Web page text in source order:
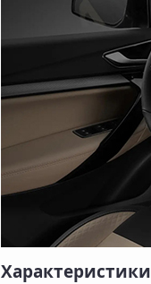
Характеристики